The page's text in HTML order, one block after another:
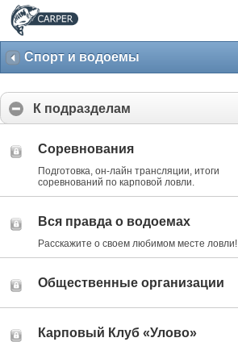
Спорт и водоемы
К подразделам
Соревнования
Подготовка, он-лайн трансляции, итоги
соревнований по карповой ловли.
Вся правда о водоемах
Расскажите о своем любимом месте ловли!
Общественные организации
Карповый Клуб «Улово»